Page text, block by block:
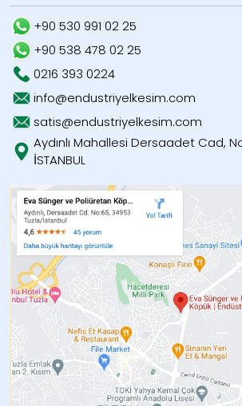
+90 530 991 02 25
+90 538 478 02 25
0216 393 0224
info@endustriyelkesim.com
satis@endustriyelkesim.com
Aydınlı Mahallesi Dersaadet Cad,
İSTANBUL